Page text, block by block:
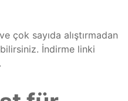
çok sayıda alıştırmadan
İndirme linki